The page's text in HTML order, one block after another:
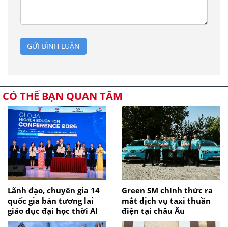
GỬI BÌNH LUẬN
CÓ THỂ BẠN QUAN TÂM
Lãnh đạo, chuyên gia 14
quốc gia bàn tương lai
giáo dục đại học thời AI
Green SM chính thức ra
mắt dịch vụ taxi thuần
điện tại châu Âu